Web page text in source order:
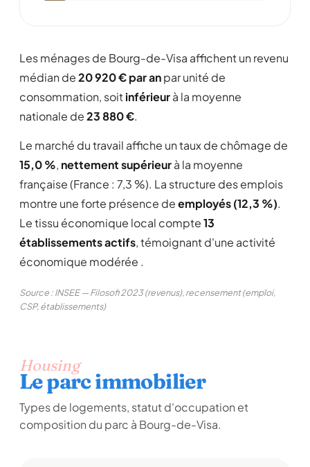
Les ménages de Bourg-de-Visa affichent un revenu
médian de20 920 € par anpar unité de
consommation, soitinférieurà la moyenne
nationale de23 880 €.
Le marché du travail affiche un taux de chômage de
15,0 %, nettement supérieurà la moyenne
française (France : 7,3 %). La structure des emplois
montre une forte présence deemployés (12,3 %).
Le tissu économique local compte13
établissements actifs, témoignant d'une activité
économique modérée .
Source : INSEE — Filosofi 2023 (revenus), recensement (emploi,
CSP, établissements)
Housing
Le parc immobilier
Types de logements, statut d'occupation et
composition du parc à Bourg-de-Visa.